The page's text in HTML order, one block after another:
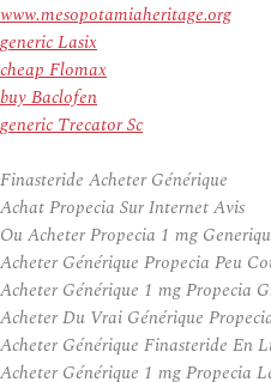
www.mesopotamiaheritage.org
generic Lasix
cheap Flomax
buy Baclofen
generic Trecator Sc
Finasteride Acheter Générique
Achat Propecia Sur Internet Avis
Ou Acheter Propecia 1 mg
Acheter Générique Propecia Peu
Acheter Générique 1 mg Propecia
Acheter Du Vrai Générique
Acheter Générique Finasteride En
Acheter Générique 1 mg Propecia